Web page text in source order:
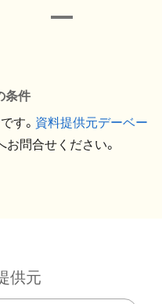
条件
す。 資料提供元デーベー
お問合せください。
供元